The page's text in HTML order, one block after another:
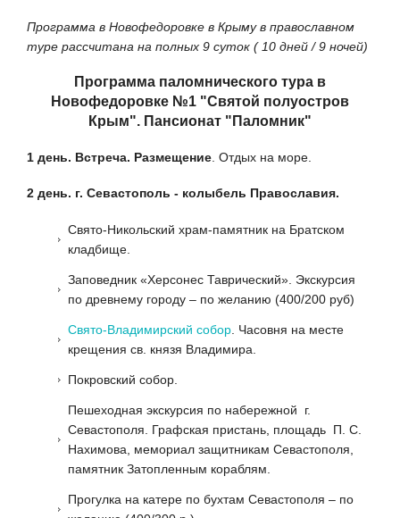
Программа в Новофедоровке в Крыму в православном
туре рассчитана на полных 9 суток ( 10 дней / 9 ночей)
Программа паломнического тура в
Новофедоровке №1 "Святой полуостров
Крым". Пансионат "Паломник"
1 день. Встреча. Размещение. Отдых на море.
2 день. г. Севастополь - колыбель Православия.
Свято-Никольский храм-памятник на Братском
кладбище.
Заповедник «Херсонес Таврический». Экскурсия
по древнему городу – по желанию (400/200 руб)
Свято-Владимирский собор. Часовня на месте
крещения св. князя Владимира.
Покровский собор.
Пешеходная экскурсия по набережной г.
Севастополя. Графская пристань, площадь П. С.
Нахимова, мемориал защитникам Севастополя,
памятник Затопленным кораблям.
Прогулка на катере по бухтам Севастополя – по